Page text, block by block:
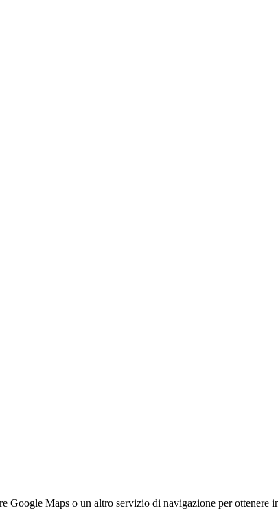
Maps o un altro servizio di navigazione per ottenere